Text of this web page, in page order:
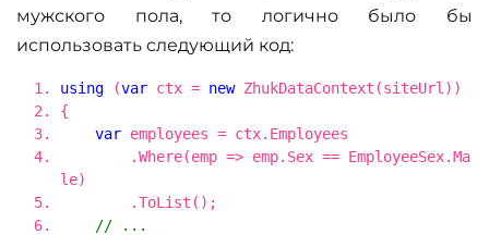
мужского пола, то логично было бы
использовать следующий код:
using (var ctx = newZhukDataContext(siteUrl))
{
var employees = ctx.Employees
.Where(emp => emp.Sex == EmployeeSex.Ma
le)
.ToList();
// ...